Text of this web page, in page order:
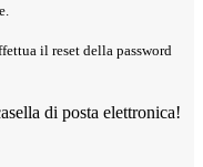
il reset della password
di posta elettronica!